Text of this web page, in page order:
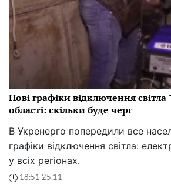
Нові графіки відключення світла
області: скільки буде черг
В Укренерго попередили все
графіки відключення світла:
у всіх регіонах.
18:51 25.11